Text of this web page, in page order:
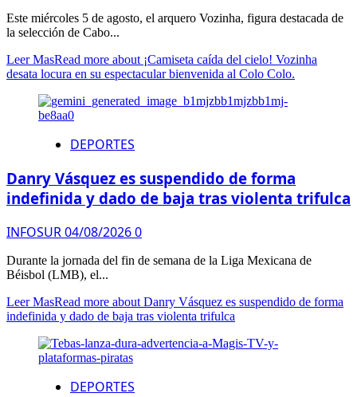
Este miércoles 5 de agosto, el arquero Vozinha, figura destacada de
la selección de Cabo...
Leer MasRead more about ¡Camiseta caída del cielo! Vozinha
desata locura en su espectacular bienvenida al Colo Colo.
DEPORTES
Danry Vásquez es suspendido de forma
indefinida y dado de baja tras violenta trifulca
INFOSUR04/08/20260
Durante la jornada del fin de semana de la Liga Mexicana de
Béisbol (LMB), el...
Leer MasRead more about Danry Vásquez es suspendido de forma
indefinida y dado de baja tras violenta trifulca
DEPORTES